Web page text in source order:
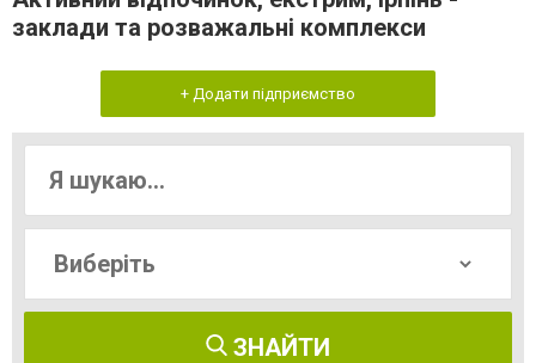
заклади та розважальні комплекси
+ Додати підприємство
ЗНАЙТИ